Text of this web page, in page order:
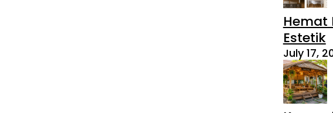
Hemat
Estetik
July 17,